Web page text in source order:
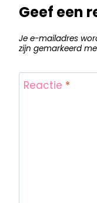
Geef een
Je e-mailadres
zijn gemarkeerd
Reactie *